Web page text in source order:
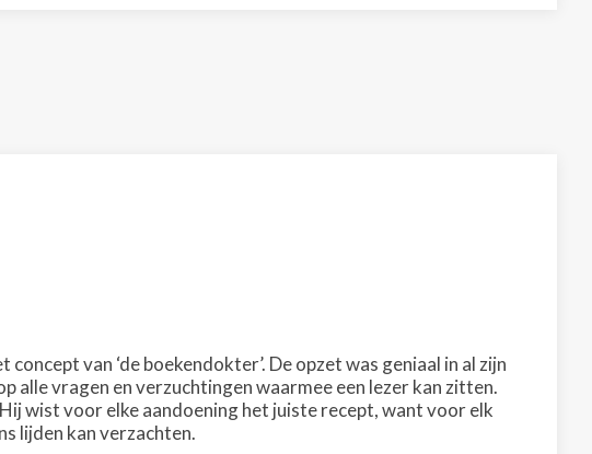
van ‘de boekendokter’. De opzet was geniaal in al zijn
vragen en verzuchtingen waarmee een lezer kan zitten.
wist voor elke aandoening het juiste recept, want voor elk
lijden kan verzachten.